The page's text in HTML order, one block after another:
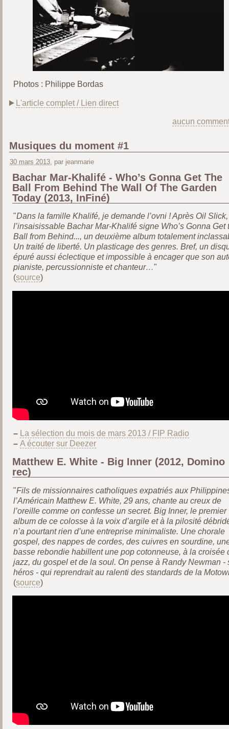
Photos : Philippe Bordas
L'article complet / Lien direct
aucun
Musiques du moment #1
30 mars 2013, par jeanmarie
Bachar Mar-Khalifé - Who’s Gonna Get The
Ball From Behind The Wall Of The Garden
Today (2013, InFiné)
"Dans la famille Khalifé, je demande l’ovni ! Après Oil Slick,
l’insaisissable Bachar Mar-Khalifé signe Who’s Gonna Get
Ball from Behind..., un deuxième album totalement
Un traité de liberté. Un plasticage des genres. Bref, un
épuré aussi éclectique et impossible à encager que son
pianiste, percussionniste et chanteur…"
(source)
– La sélection du mois de mars 2013 / FIP Radio
– A écouter sur Deezer
Matthew E. White - Big Inner (2012, Domino
rec)
"Fils de missionnaires catholiques expatriés aux
l’Américain Matthew E. White, 29 ans, chante au creux de
l’oreille comme on confesse un secret. Big Inner, le premier
album de ce colosse à la voix d’argile et à la pilosité
n’a pourtant rien d’une entreprise minimaliste. Une chorale
gospel, des nappes de cordes, des cuivres en sourdine,
basse rebondie habillent une pop cotonneuse, à la croisée
jazz, du gospel et de la soul. On pense à Randy Newman -
héros - qui reprendrait au ralenti des standards de la
(source)